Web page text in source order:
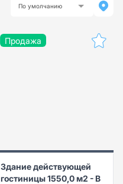
По умолчанию
Продажа
Здание действующей
гостиницы 1550,0 м2 - В